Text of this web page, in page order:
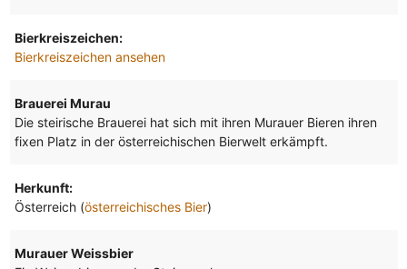
Bierkreiszeichen:
Bierkreiszeichen ansehen
Brauerei Murau
Die steirische Brauerei hat sich mit ihren Murauer Bieren ihren
fixen Platz in der österreichischen Bierwelt erkämpft.
Herkunft:
Österreich (österreichisches Bier)
Murauer Weissbier